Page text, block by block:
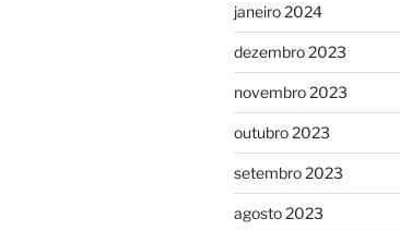
janeiro 2024
dezembro 2023
novembro 2023
outubro 2023
setembro 2023
agosto 2023